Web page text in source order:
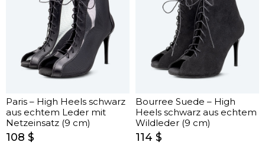
Paris – High Heels schwarz
aus echtem Leder mit
Netzeinsatz (9 cm)
108 $
Bourree Suede – High
Heels schwarz aus echtem
Wildleder (9 cm)
114 $